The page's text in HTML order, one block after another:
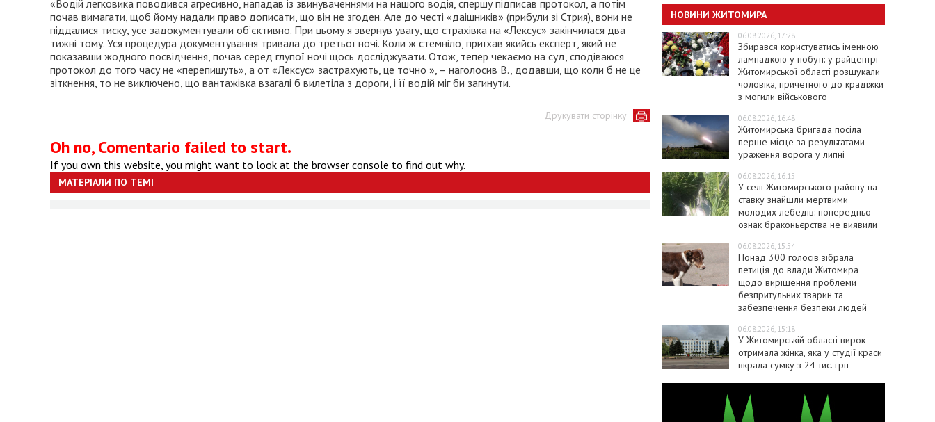
«Водій легковика поводився агресивно, нападав із звинуваченнями на нашого водія, спершу підписав протокол, а потім
почав вимагати, щоб йому надали право дописати, що він не згоден. Але до честі «даішників» (прибули зі Стрия), вони не
піддалися тиску, усе задокументували об’єктивно. При цьому я звернув увагу, що страхівка на «Лексус» закінчилася два
тижні тому. Уся процедура документування тривала до третьої ночі. Коли ж стемніло, приїхав якийсь експерт, який не
показавши жодного посвідчення, почав серед глупої ночі щось досліджувати. Отож, тепер чекаємо на суд, сподіваюся
протокол до того часу не «перепишуть», а от «Лексус» застрахують, це точно », – наголосив В., додавши, що коли б не це
зіткнення, то не виключено, що вантажівка взагалі б вилетіла з дороги, і її водій міг би загинути.
Друкувати сторінку
Oh no, Comentario failed to start.
If you own this website, you might want to look at the browser console to find out why.
МАТЕРІАЛИ ПО ТЕМІ
НОВИНИ ЖИТОМИРА
06.08.2026, 17:28
Збирався користуватись іменною
лампадкою у побуті: у райцентрі
Житомирської області розшукали
чоловіка, причетного до крадіжки
з могили військового
06.08.2026, 16:48
Житомирська бригада посіла
перше місце за результатами
ураження ворога у липні
06.08.2026, 16:15
У селі Житомирського району на
ставку знайшли мертвими
молодих лебедів: попередньо
ознак браконьєрства не виявили
06.08.2026, 15:54
Понад 300 голосів зібрала
петиція до влади Житомира
щодо вирішення проблеми
безпритульних тварин та
забезпечення безпеки людей
06.08.2026, 15:18
У Житомирській області вирок
отримала жінка, яка у студії краси
вкрала сумку з 24 тис. грн